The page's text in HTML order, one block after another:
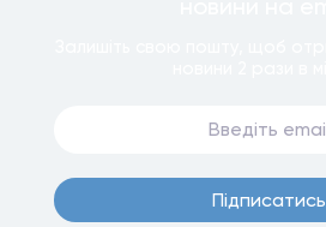
Пiдписатись